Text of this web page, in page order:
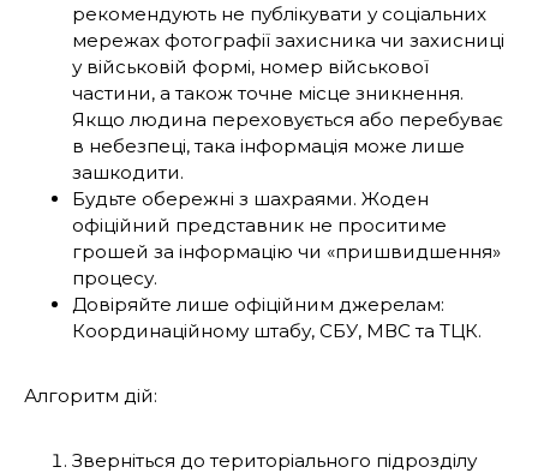
рекомендують не публікувати у соціальних
мережах фотографії захисника чи захисниці
у військовій формі, номер військової
частини, а також точне місце зникнення.
Якщо людина переховується або перебуває
в небезпеці, така інформація може лише
зашкодити.
Будьте обережні з шахраями. Жоден
офіційний представник не проситиме
грошей за інформацію чи «пришвидшення»
процесу.
Довіряйте лише офіційним джерелам:
Координаційному штабу, СБУ, МВС та ТЦК.
Алгоритм дій:
Зверніться до територіального підрозділу